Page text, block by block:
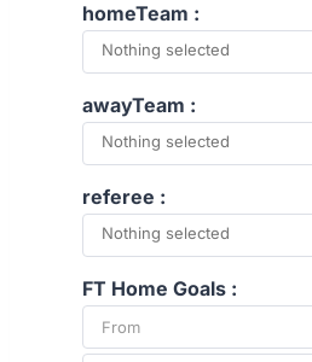
homeTeam :
Nothing selected
awayTeam :
Nothing selected
referee :
Nothing selected
FT Home Goals :